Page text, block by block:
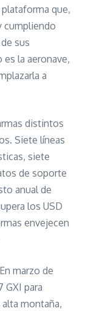
que,
cumpliendo
sus
la aeronave,
a
distintos
Siete líneas
siete
de soporte
anual de
los USD
envejecen
marzo de
GXI para
alta montaña,